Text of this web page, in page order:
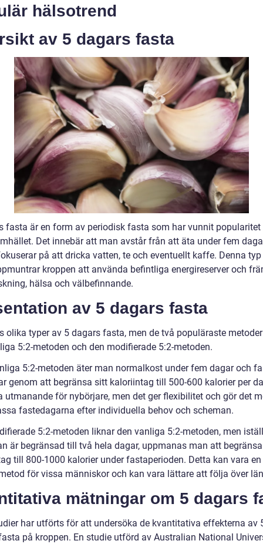
hälsotrend
av 5 dagars fasta
fasta är en form av periodisk fasta som har vunnit
Det innebär att man avstår från att äta under fem
på att dricka vatten, te och eventuellt kaffe. Denna
kroppen att använda befintliga energireserver och
hälsa och välbefinnande.
av 5 dagars fasta
olika typer av 5 dagars fasta, men de två populäraste
5:2-metoden och den modifierade 5:2-metoden.
5:2-metoden äter man normalkost under fem dagar och
genom att begränsa sitt kaloriintag till 500-600 kalorier per
utmanande för nybörjare, men det ger flexibilitet och gör det
fastedagarna efter individuella behov och scheman.
5:2-metoden liknar den vanliga 5:2-metoden, men
är begränsad till två hela dagar, uppmanas man att
till 800-1000 kalorier under fastaperioden. Detta kan vara en
för vissa människor och kan vara lättare att följa över
mätningar om 5 dagars
har utförts för att undersöka de kvantitativa effekterna av
på kroppen. En studie utförd av Australian National